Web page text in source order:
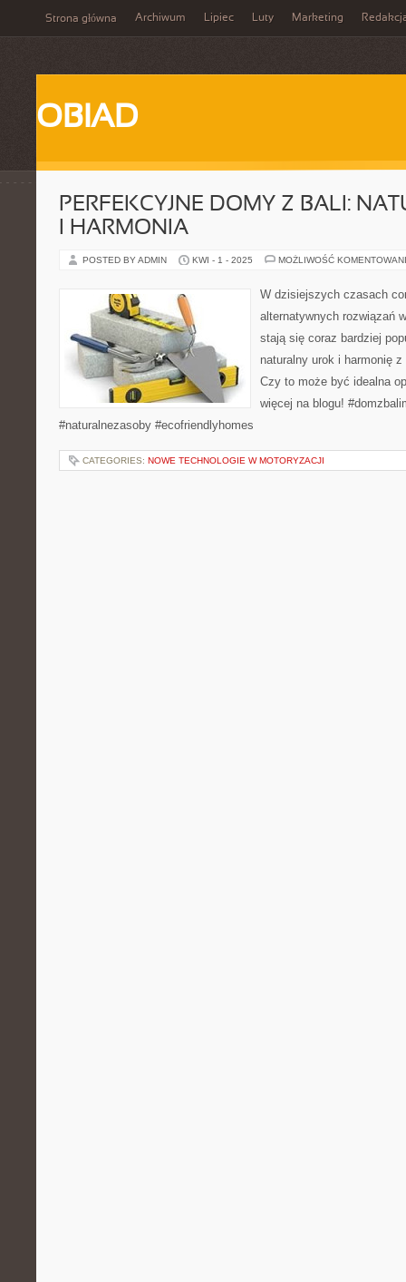
Strona główna Archiwum Lipiec Luty Marketing
OBIAD
PERFEKCYJNE DOMY Z BALI:
I HARMONIA
POSTED BY ADMIN KWI - 1 - 2025 MOŻLIWOŚĆ
W dzisiejszych czasach
alternatywnych rozwiązań
stają się coraz bardziej
naturalny urok i harmonię
Czy to może być idealna
więcej na blogu!
#naturalnezasoby #ecofriendlyhomes
CATEGORIES: NOWE TECHNOLOGIE W MOTORYZACJI